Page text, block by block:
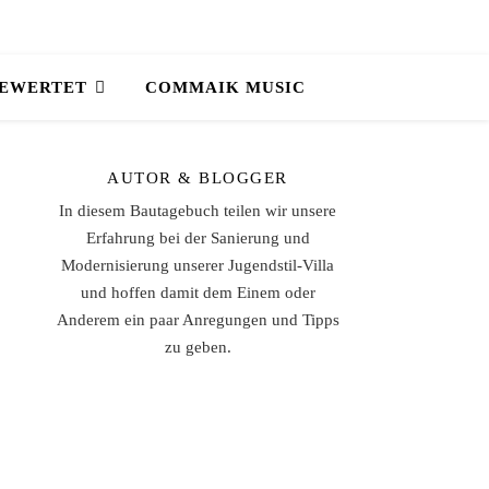
COMMAIK MUSIC
AUTOR & BLOGGER
In diesem Bautagebuch teilen wir unsere
Erfahrung bei der Sanierung und
Modernisierung unserer Jugendstil-Villa
und hoffen damit dem Einem oder
Anderem ein paar Anregungen und Tipps
zu geben.